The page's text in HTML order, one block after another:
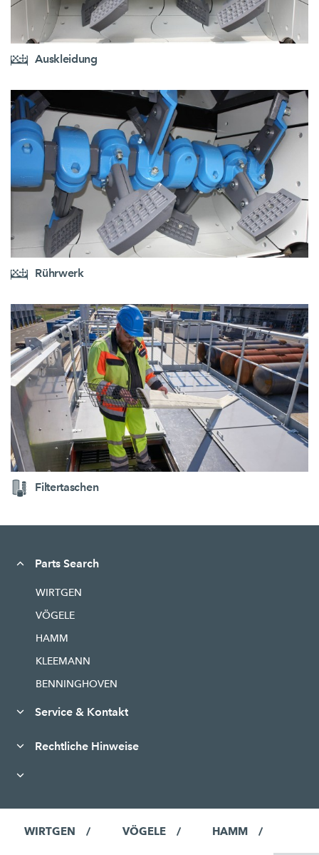
Auskleidung
Rührwerk
Filtertaschen
Parts Search
WIRTGEN
VÖGELE
HAMM
KLEEMANN
BENNINGHOVEN
Service & Kontakt
Rechtliche Hinweise
WIRTGEN VÖGELE HAMM